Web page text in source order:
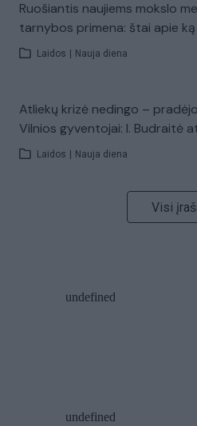
Ruošiantis naujiems mokslo
tarnybos primena: štai apie
Laidos Nauja diena
Atliekų krizė nedingo –
Vilnios gyventojai: I. Budraitė
Laidos Nauja diena
Visi